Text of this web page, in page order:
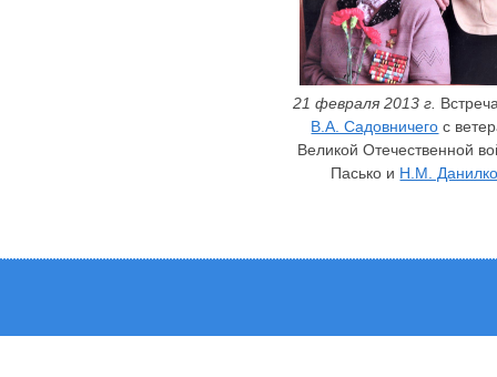
21 февраля 2013 г.
В.А. Садовничего с
Великой Отечественной
Пасько и Н.М.